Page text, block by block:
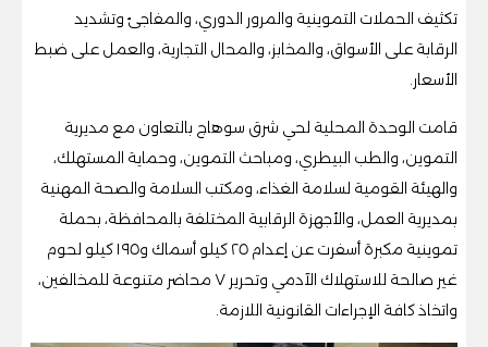
تكثيف الحملات التموينية والمرور الدوري، والمفاجئ وتشديد
الرقابة على الأسواق، والمخابز، والمحال التجارية، والعمل على ضبط
الأسعار.
قامت الوحدة المحلية لحي شرق سوهاج بالتعاون مع مديرية
التموين، والطب البيطري، ومباحث التموين، وحماية المستهلك،
والهيئة القومية لسلامة الغذاء، ومكتب السلامة والصحة المهنية
بمديرية العمل، والأجهزة الرقابية المختلفة بالمحافظة، بحملة
تموينية مكبرة أسفرت عن إعدام ٢٥ كيلو أسماك و١٩٥ كيلو لحوم
غير صالحة للاستهلاك الآدمي وتحرير ٧ محاضر متنوعة للمخالفين،
واتخاذ كافة الإجراءات القانونية اللازمة.